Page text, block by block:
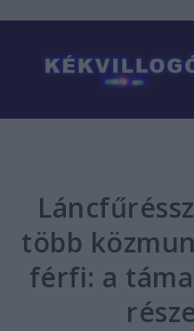
több
férfi: a